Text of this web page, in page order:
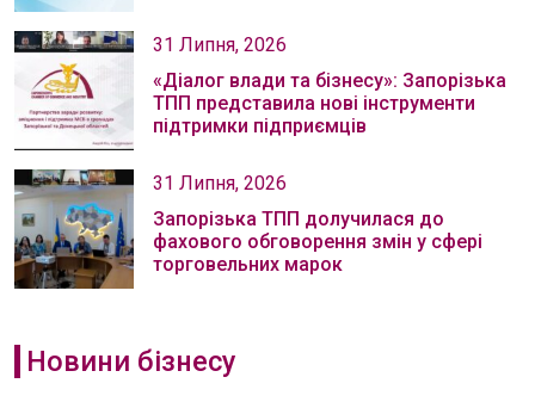
31 Липня, 2026
«Діалог влади та бізнесу»: Запорізька
ТПП представила нові інструменти
підтримки підприємців
31 Липня, 2026
Запорізька ТПП долучилася до
фахового обговорення змін у сфері
торговельних марок
Новини бізнесу